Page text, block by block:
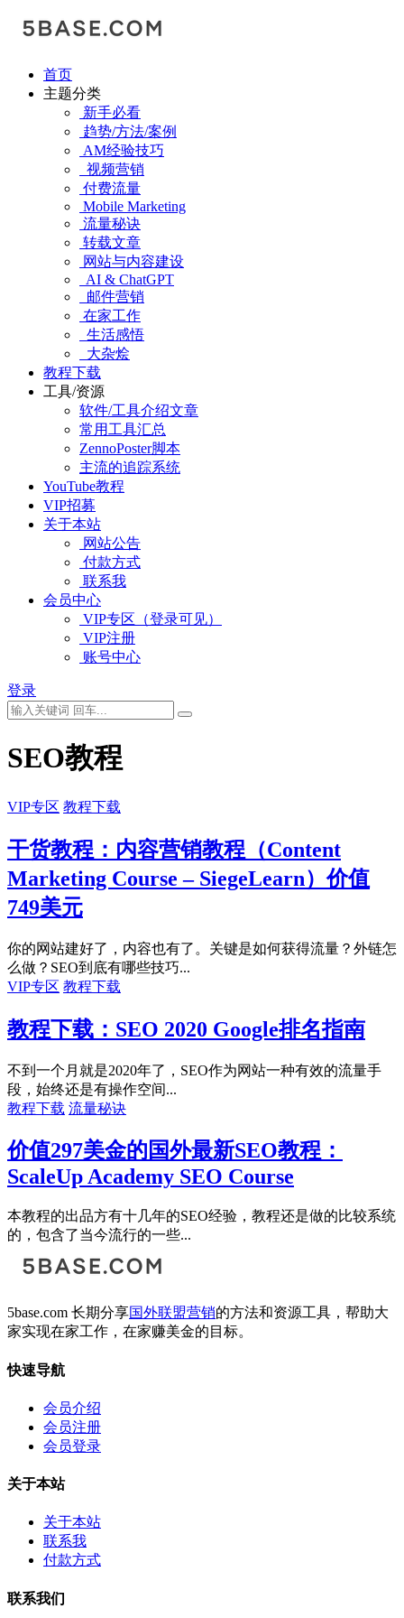
首页
主题分类
新手必看
趋势/方法/案例
AM经验技巧
视频营销
付费流量
Mobile Marketing
流量秘诀
转载文章
网站与内容建设
AI & ChatGPT
邮件营销
在家工作
生活感悟
大杂烩
教程下载
工具/资源
软件/工具介绍文章
常用工具汇总
ZennoPoster脚本
主流的追踪系统
YouTube教程
VIP招募
关于本站
网站公告
付款方式
联系我
会员中心
VIP专区（登录可见）
VIP注册
账号中心
登录
SEO教程
VIP专区 教程下载
干货教程：内容营销教程（Content
Marketing Course – SiegeLearn）价值
749美元
你的网站建好了，内容也有了。关键是如何获得流量？外链怎
么做？SEO到底有哪些技巧...
VIP专区 教程下载
教程下载：SEO 2020 Google排名指南
不到一个月就是2020年了，SEO作为网站一种有效的流量手
段，始终还是有操作空间...
教程下载 流量秘诀
价值297美金的国外最新SEO教程：
ScaleUp Academy SEO Course
本教程的出品方有十几年的SEO经验，教程还是做的比较系统
的，包含了当今流行的一些...
5base.com 长期分享国外联盟营销的方法和资源工具，帮助大
家实现在家工作，在家赚美金的目标。
快速导航
会员介绍
会员注册
会员登录
关于本站
关于本站
联系我
付款方式
联系我们